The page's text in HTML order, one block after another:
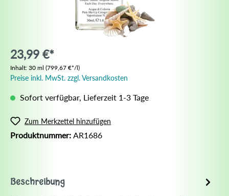
23,99 €*
Inhalt: 30 ml (799,67 €*/l)
Preise inkl. MwSt. zzgl. Versandkosten
Sofort verfügbar, Lieferzeit 1-3 Tage
Zum Merkzettel hinzufügen
Produktnummer: AR1686
Beschreibung